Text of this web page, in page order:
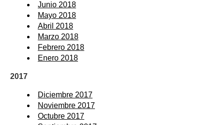
Junio 2018
Mayo 2018
Abril 2018
Marzo 2018
Febrero 2018
Enero 2018
2017
Diciembre 2017
Noviembre 2017
Octubre 2017